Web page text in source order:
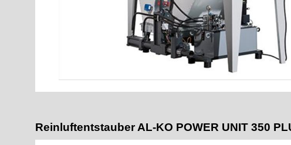
Reinluftentstauber AL-KO POWER UNIT 350